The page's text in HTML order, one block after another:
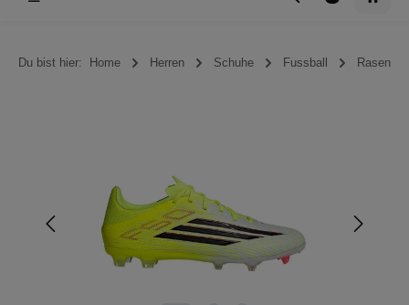
Du bist hier: Home Herren Schuhe Fussball Rasen